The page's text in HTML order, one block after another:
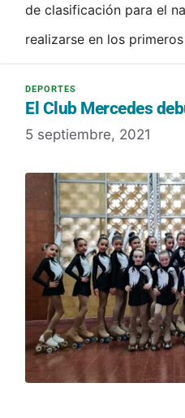
de clasificación para el
realizarse en los
El Club Mercedes
5 septiembre, 2021